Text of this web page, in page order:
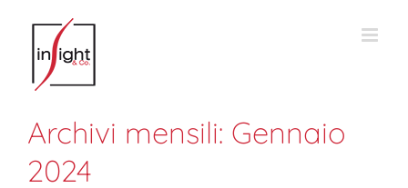
contenuto
Archivi mensili: Gennaio
2024